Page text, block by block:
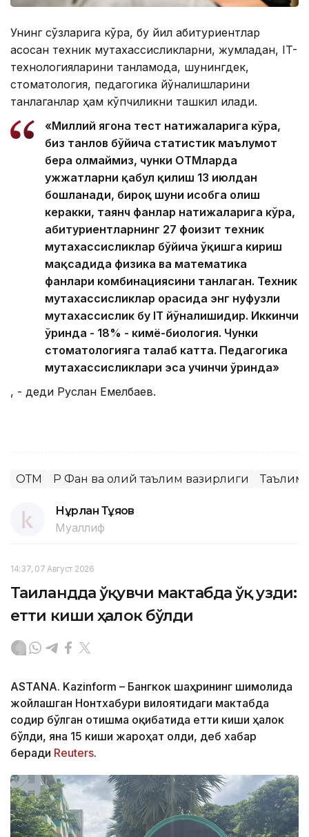
Унинг сўзларига кўра, бу йил абитуриентлар
асосан техник мутахассисликларни, жумладан, IT-
технологияларини танламоқда, шунингдек,
стоматология, педагогика йўналишларини
танлаганлар ҳам кўпчиликни ташкил қилади.
«Миллий ягона тест натижаларига кўра,
биз танлов бўйича статистик маълумот
бера олмаймиз, чунки ОТМларда
ҳужжатларни қабул қилиш 13 июлдан
бошланади, бироқ шуни ҳисобга олиш
керакки, таянч фанлар натижаларига кўра,
абитуриентларнинг 27 фоизит техник
мутахассисликлар бўйича ўқишга кириш
мақсадида физика ва математика
фанлари комбинациясини танлаган. Техник
мутахассисликлар орасида энг нуфузли
мутахассислик бу IT йўналишидир. Иккинчи
ўринда - 18% - кимё-биология. Чунки
стоматологияга талаб катта. Педагогика
мутахассисликлари эса учинчи ўринда»
, - деди Руслан Емелбаев.
ОТМ ҚР Фан ва олий таълим вазирлиги Таълим
Нұрлан Тұяқов
Муаллиф
14:37, 07 Август 2026
Таиландда ўқувчи мактабда ўқ узди:
етти киши ҳалок бўлди
ASTANA. Kazinform – Бангкок шаҳрининг шимолида
жойлашган Нонтхабури вилоятидаги мактабда
содир бўлган отишма оқибатида етти киши ҳалок
бўлди, яна 15 киши жароҳат олди, деб хабар
беради Reuters.